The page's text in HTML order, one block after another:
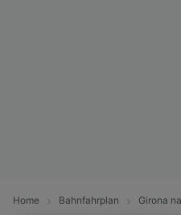
Home Bahnfahrplan Girona